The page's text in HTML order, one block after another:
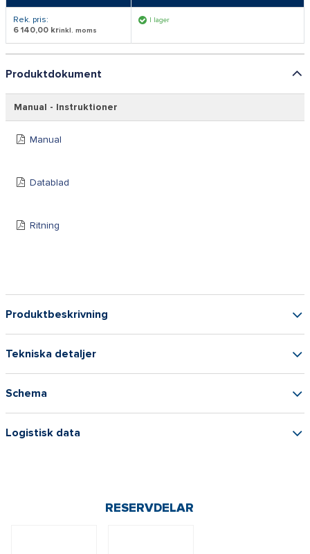
Rek. pris:
6 140,00 krinkl. moms
I lager
Produktdokument
Manual - Instruktioner
Manual
Datablad
Ritning
Produktbeskrivning
Tekniska detaljer
Schema
Logistisk data
RESERVDELAR